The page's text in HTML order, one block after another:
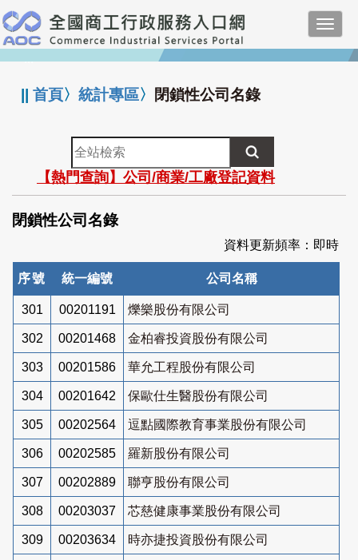
跳
到
主
要
:::
||首頁〉統計專區〉 閉鎖性公司名錄
全
站
檢
索
【熱門查詢】公司/商業/工廠登記資料
閉鎖性公司名錄
資料更新頻率：即時
序號 統一編號 公司名稱
301 00201191 爍樂股份有限公司
302 00201468 金柏睿投資股份有限公司
303 00201586 華允工程股份有限公司
304 00201642 保歐仕生醫股份有限公司
305 00202564 逗點國際教育事業股份有限公司
306 00202585 羅新股份有限公司
307 00202889 聯亨股份有限公司
308 00203037 芯慈健康事業股份有限公司
309 00203634 時亦捷投資股份有限公司